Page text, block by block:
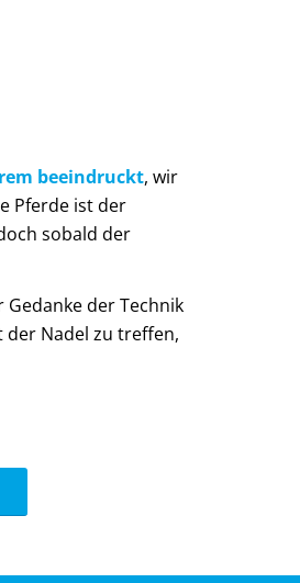
beeindruckt, wir
Pferde ist der
sobald der
Gedanke der Technik
Nadel zu treffen,